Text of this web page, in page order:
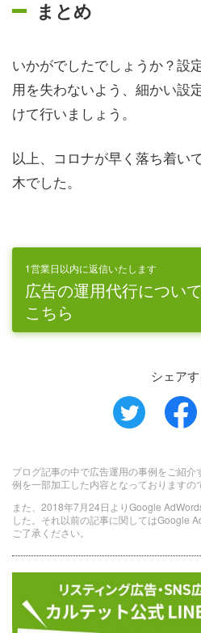
まとめ
いかがでしたでしょうか？設
用を失わないよう、細かい設
けて行いましょう。
以上、コロナが早く落ち着い
木でした。
1営業日以内に返信いたします
広告の運用代行につい
こちら
シェア
ブログ記事の中で広告運用の事例をご紹
例を一部加工した内容となっておりますの
また、2018年7月24日よりGoogle
した。それ以前の記事に関してはGoogle
ご了承ください。